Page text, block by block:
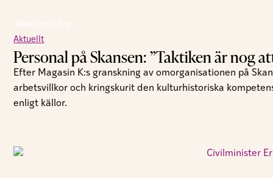
Aktuellt
Personal på Skansen: ”Taktiken är nog
Efter Magasin K:s granskning av omorganisationen på
arbetsvillkor och kringskurit den kulturhistoriska
enligt källor.